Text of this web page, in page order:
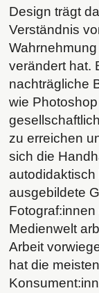
Design trägt
Verständnis
verändert hat.
nachträgliche
wie
zu erreichen
sich die
ausgebildete
Medienwelt
Arbeit
hat die